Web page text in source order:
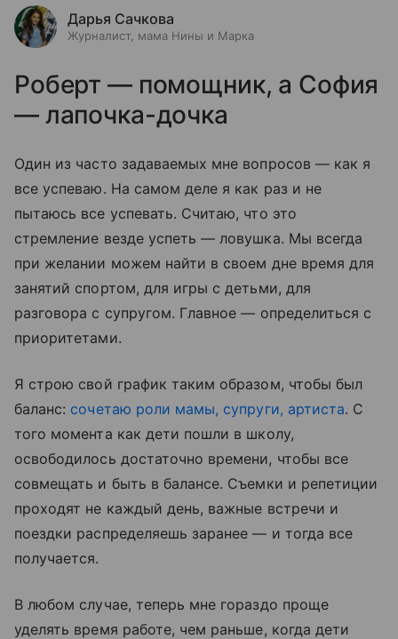
Дарья Сачкова
Журналист, мама Нины и Марка
Роберт — помощник, а София
— лапочка-дочка
Один из часто задаваемых мне вопросов — как я
все успеваю. На самом деле я как раз и не
пытаюсь все успевать. Считаю, что это
стремление везде успеть — ловушка. Мы всегда
при желании можем найти в своем дне время для
занятий спортом, для игры с детьми, для
разговора с супругом. Главное — определиться с
приоритетами.
Я строю свой график таким образом, чтобы был
баланс: сочетаю роли мамы, супруги, артиста. С
того момента как дети пошли в школу,
освободилось достаточно времени, чтобы все
совмещать и быть в балансе. Съемки и репетиции
проходят не каждый день, важные встречи и
поездки распределяешь заранее — и тогда все
получается.
В любом случае, теперь мне гораздо проще
уделять время работе, чем раньше, когда дети